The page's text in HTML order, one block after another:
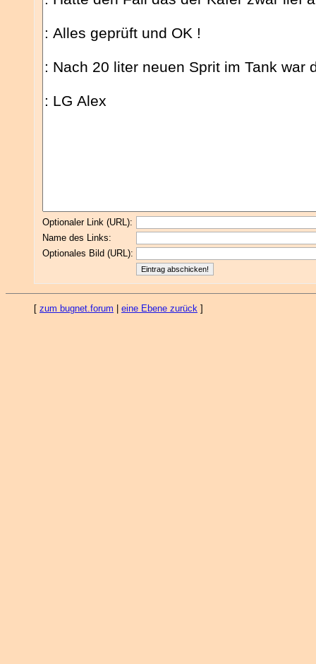
Optionaler Link (URL):
Name des Links:
Optionales Bild (URL):
[ zum bugnet.forum eine Ebene zurück ]